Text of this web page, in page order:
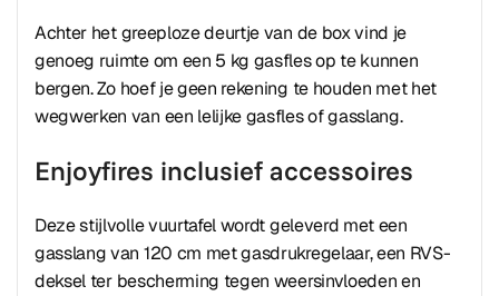
Achter het greeploze deurtje van de box vind je
genoeg ruimte om een 5 kg gasfles op te kunnen
bergen. Zo hoef je geen rekening te houden met het
wegwerken van een lelijke gasfles of gasslang.
Enjoyfires inclusief accessoires
Deze stijlvolle vuurtafel wordt geleverd met een
gasslang van 120 cm met gasdrukregelaar, een RVS-
deksel ter bescherming tegen weersinvloeden en